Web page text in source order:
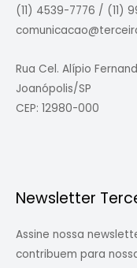
(11) 4539-7776 / (11)
Rua Cel. Alípio
Joanópolis/SP
CEP: 12980-000
Newsletter
Assine nossa
contribuem para